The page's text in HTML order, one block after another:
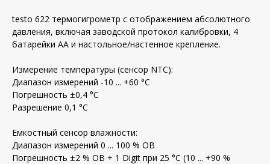
testo 622 термогигрометр с отображением абсолютного
давления, включая заводской протокол калибровки, 4
батарейки АА и настольное/настенное крепление.
Измерение температуры (сенсор NTC):
Диапазон измерений -10 ... +60 °C
Погрешность ±0,4 °C
Разрешение 0,1 °C
Емкостный сенсор влажности:
Диапазон измерений 0 ... 100 % ОВ
Погрешность ±2 % ОВ + 1 Digit при 25 °C (10 ... +90 %